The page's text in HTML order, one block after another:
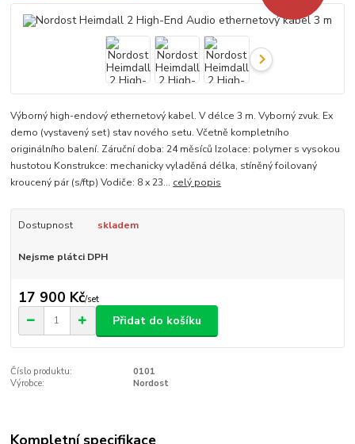
Výborný high-endový ethernetový kabel. V délce 3 m. Vyborný zvuk. Ex
demo (vystavený set) stav nového setu. Včetně kompletního
originálního balení. Záruční doba: 24 měsíců Izolace: polymer s vysokou
hustotou Konstrukce: mechanicky vyladěná délka, stíněný foilovaný
kroucený pár (s/ftp) Vodiče: 8 x 23... celý popis
Dostupnost skladem
Nejsme plátci DPH
17 900 Kč/set
Přidat do košíku
Číslo produktu:
0101
Výrobce:
Nordost
Kompletní specifikace